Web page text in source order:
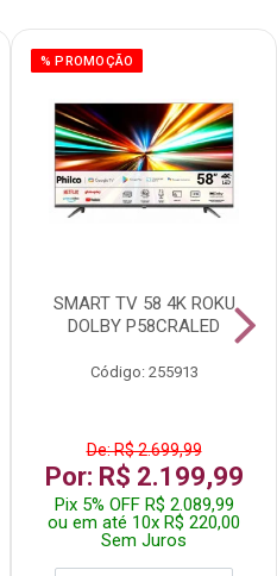
% PROMOÇÃO
SMART TV 58 4K ROKU
DOLBY P58CRALED
Código: 255913
De: R$ 2.699,99
Por: R$ 2.199,99
Pix 5% OFF R$ 2.089,99
ou em até 10x R$ 220,00
Sem Juros